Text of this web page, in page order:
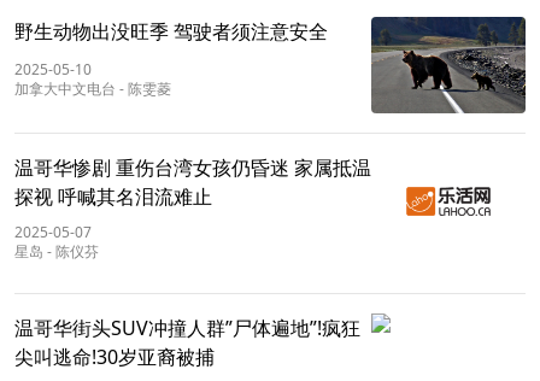
野生动物出没旺季 驾驶者须注意安全
2025-05-10
加拿大中文电台 -陈雯菱
温哥华惨剧 重伤台湾女孩仍昏迷 家属抵温
探视 呼喊其名泪流难止
2025-05-07
星岛 -陈仪芬
温哥华街头SUV冲撞人群”尸体遍地”!疯狂
尖叫逃命!30岁亚裔被捕